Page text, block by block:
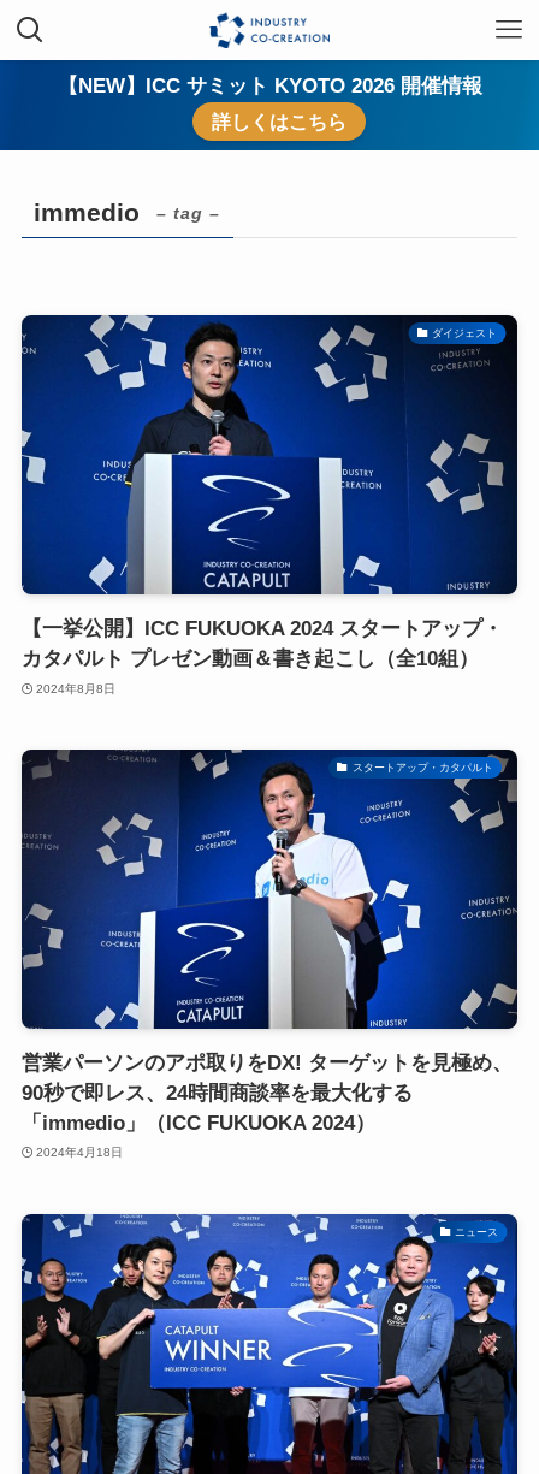
【NEW】ICC サミット KYOTO 2026 開催情報
詳しくはこちら
immedio – tag –
ダイジェスト
【一挙公開】ICC FUKUOKA 2024 スタートアップ・
カタパルト プレゼン動画＆書き起こし（全10組）
2024年8月8日
スタートアップ・カタパルト
営業パーソンのアポ取りをDX! ターゲットを見極め、
90秒で即レス、24時間商談率を最大化する
「immedio」（ICC FUKUOKA 2024）
2024年4月18日
ニュース